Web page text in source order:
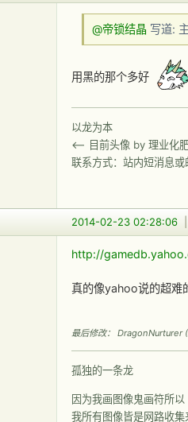
@帝锁结晶 写道:
用黑的那个多好
以龙为本
<-- 目前头像 by 理业化
联系方式：站内短消息或
2014-02-23 02:28:06
http://
真的像yahoo说的超难
最后修改：
孤独的一条龙
因为我画图像鬼画符所以
我所有图像皆是网路收